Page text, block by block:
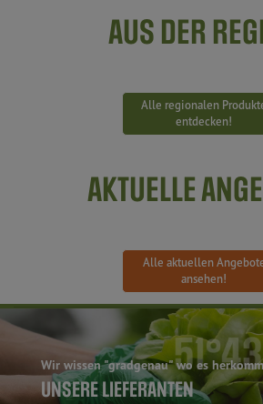
AUS DER
Alle regionalen
entdecken!
AKTUELLE
Alle aktuellen
ansehen!
Wir wissen "gradgenau" wo es
UNSERE LIEFERANTEN